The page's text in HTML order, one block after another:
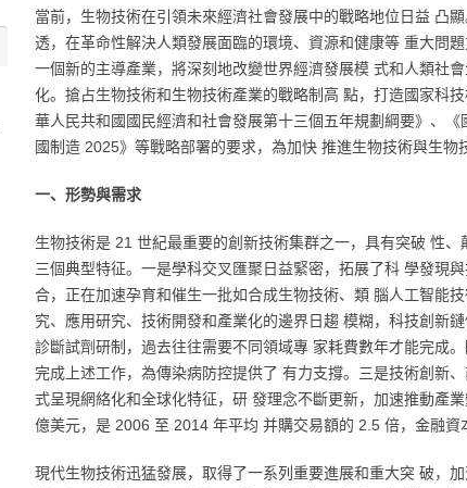
當前，生物技術在引領未來經濟社會發展中的戰略地位日益 凸
透，在革命性解決人類發展面臨的環境、資源和健康等 重大問
一個新的主導產業，將深刻地改變世界經濟發展模 式和人類社
化。搶占生物技術和生物技術產業的戰略制高 點，打造國家科
華人民共和國國民經濟和社會發展第十三個五年規劃綱要》、
國制造 2025》等戰略部署的要求，為加快 推進生物技術與生物
一、形勢與需求
生物技術是 21 世紀最重要的創新技術集群之一，具有突破 性
三個典型特征。一是學科交叉匯聚日益緊密，拓展了科 學發現
合，正在加速孕育和催生一批如合成生物技術、類 腦人工智能
究、應用研究、技術開發和產業化的邊界日趨 模糊，科技創新
診斷試劑研制，過去往往需要不同領域專 家耗費數年才能完成
完成上述工作，為傳染病防控提供了 有力支撐。三是技術創新
式呈現網絡化和全球化特征，研 發理念不斷更新，加速推動產
億美元，是 2006 至 2014 年平均 并購交易額的 2.5 倍，金融資
現代生物技術迅猛發展，取得了一系列重要進展和重大突 破，